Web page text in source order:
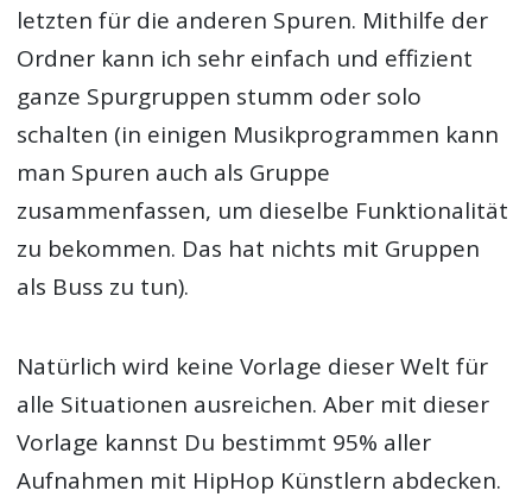
letzten für die anderen Spuren. Mithilfe der
Ordner kann ich sehr einfach und effizient
ganze Spurgruppen stumm oder solo
schalten (in einigen Musikprogrammen kann
man Spuren auch als Gruppe
zusammenfassen, um dieselbe Funktionalität
zu bekommen. Das hat nichts mit Gruppen
als Buss zu tun).
Natürlich wird keine Vorlage dieser Welt für
alle Situationen ausreichen. Aber mit dieser
Vorlage kannst Du bestimmt 95% aller
Aufnahmen mit HipHop Künstlern abdecken.